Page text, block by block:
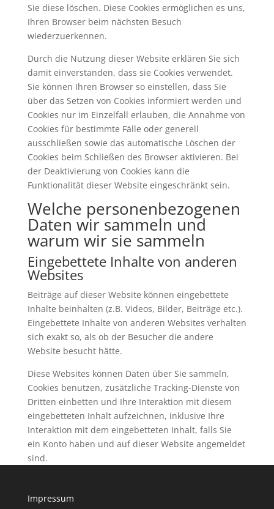
Sie diese löschen. Diese Cookies ermöglichen es uns,
Ihren Browser beim nächsten Besuch
wiederzuerkennen.
Durch die Nutzung dieser Website erklären Sie sich
damit einverstanden, dass sie Cookies verwendet.
Sie können Ihren Browser so einstellen, dass Sie
über das Setzen von Cookies informiert werden und
Cookies nur im Einzelfall erlauben, die Annahme von
Cookies für bestimmte Fälle oder generell
ausschließen sowie das automatische Löschen der
Cookies beim Schließen des Browser aktivieren. Bei
der Deaktivierung von Cookies kann die
Funktionalität dieser Website eingeschränkt sein.
Welche personenbezogenen
Daten wir sammeln und
warum wir sie sammeln
Eingebettete Inhalte von anderen
Websites
Beiträge auf dieser Website können eingebettete
Inhalte beinhalten (z.B. Videos, Bilder, Beiträge etc.).
Eingebettete Inhalte von anderen Websites verhalten
sich exakt so, als ob der Besucher die andere
Website besucht hätte.
Diese Websites können Daten über Sie sammeln,
Cookies benutzen, zusätzliche Tracking-Dienste von
Dritten einbetten und Ihre Interaktion mit diesem
eingebetteten Inhalt aufzeichnen, inklusive Ihre
Interaktion mit dem eingebetteten Inhalt, falls Sie
ein Konto haben und auf dieser Website angemeldet
sind.
Impressum